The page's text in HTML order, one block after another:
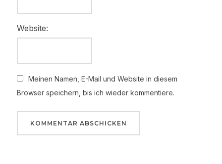
Website:
Meinen Namen, E-Mail und Website in diesem
Browser speichern, bis ich wieder kommentiere.